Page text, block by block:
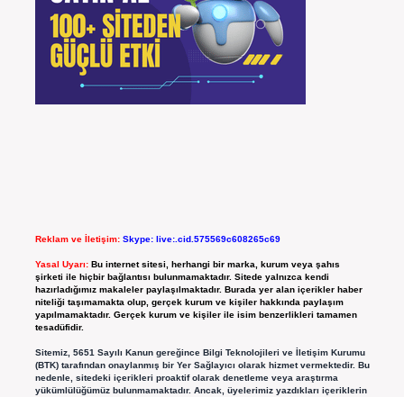
Reklam ve İletişim: Skype: live:.cid.575569c608265c69
Yasal Uyarı: Bu internet sitesi, herhangi bir marka, kurum veya şahıs
şirketi ile hiçbir bağlantısı bulunmamaktadır. Sitede yalnızca kendi
hazırladığımız makaleler paylaşılmaktadır. Burada yer alan içerikler haber
niteliği taşımamakta olup, gerçek kurum ve kişiler hakkında paylaşım
yapılmamaktadır. Gerçek kurum ve kişiler ile isim benzerlikleri tamamen
tesadüfidir.
Sitemiz, 5651 Sayılı Kanun gereğince Bilgi Teknolojileri ve İletişim Kurumu
(BTK) tarafından onaylanmış bir Yer Sağlayıcı olarak hizmet vermektedir. Bu
nedenle, sitedeki içerikleri proaktif olarak denetleme veya araştırma
yükümlülüğümüz bulunmamaktadır. Ancak, üyelerimiz yazdıkları içeriklerin